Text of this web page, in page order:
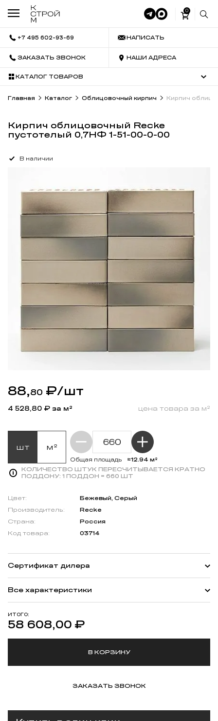
0
+7 495 602-93-69 НАПИСАТЬ
ЗАКАЗАТЬ ЗВОНОК НАШИ АДРЕСА
КАТАЛОГ ТОВАРОВ
Главная Каталог Облицовочный кирпич Кирпич
Кирпич облицовочный Recke
пустотелый 0,7НФ 1-51-00-0-00
В наличии
88,80 ₽/шт
4 528,80 ₽ за м² цена товара за м²
шт м²
Общая площадь
≈12.94 м²
КОЛИЧЕСТВО ШТУК ПЕРЕСЧИТЫВАЕТСЯ КРАТНО
ПОДДОНУ: 1 ПОДДОН = 660 ШТ
ИТОГО:
58 608,00 ₽
В КОРЗИНУ
ЗАКАЗАТЬ ЗВОНОК
Цвет:
Бежевый, Серый
Производитель:
Recke
Страна:
Россия
Код товара:
03714
Все характеристики
Сертификат дилера